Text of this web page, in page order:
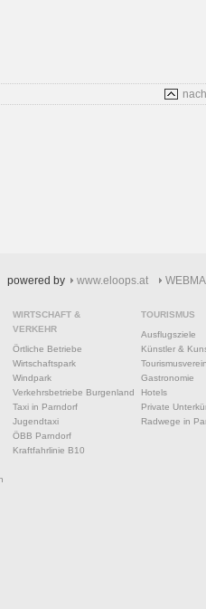
powered by www.eloops.at
WIRTSCHAFT &
VERKEHR
Örtliche Betriebe
Wirtschaftspark
Windpark
Verkehrsbetriebe Burgenland
Taxi in Parndorf
Jugendtaxi
ÖBB Parndorf
Kraftfahrlinie B10
TOURISMUS
Ausflugsziele
Künstler &
Tourismusverein
Gastronomie
Hotels
Private
Radwege in